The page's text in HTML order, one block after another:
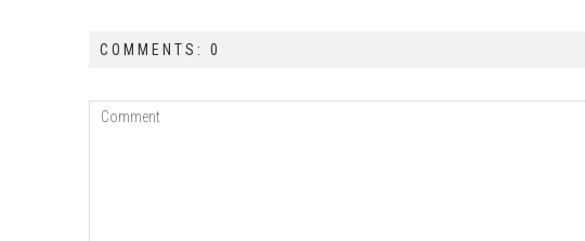
COMMENTS: 0